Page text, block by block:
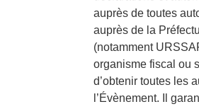
auprès de toutes
auprès de la
(notamment
organisme fiscal ou
d’obtenir toutes les
l’Évènement. Il